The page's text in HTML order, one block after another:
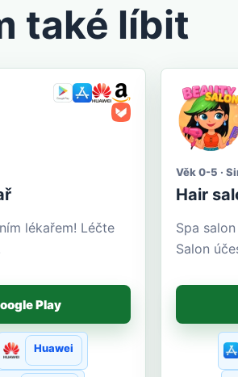
také líbit
lékařem! Léčte
Play
Huawei
Věk 0-5 ·
Hair
Spa
Salon